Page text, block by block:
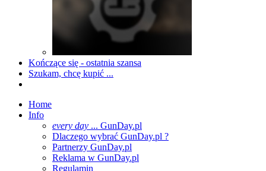
Kończące się - ostatnia szansa
Szukam, chcę kupić ...
Home
Info
every day ... GunDay.pl
Dlaczego wybrać GunDay.pl ?
Partnerzy GunDay.pl
Reklama w GunDay.pl
Regulamin